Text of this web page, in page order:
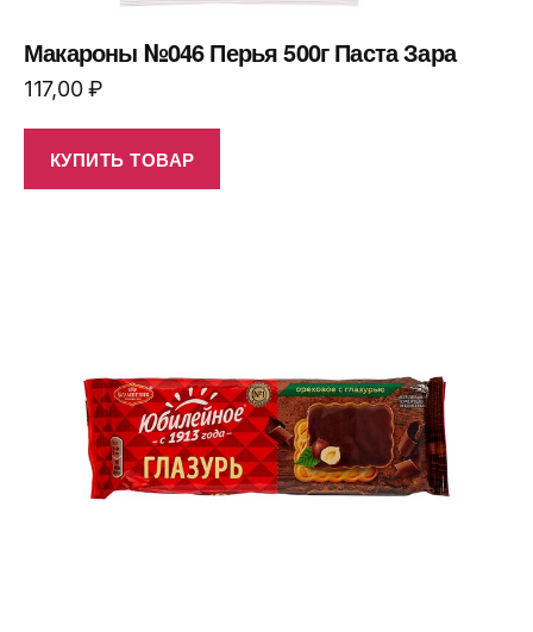
Макароны №046 Перья 500г Паста Зара
117,00₽
КУПИТЬ ТОВАР